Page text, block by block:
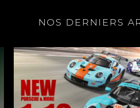
NOS DERNIERS